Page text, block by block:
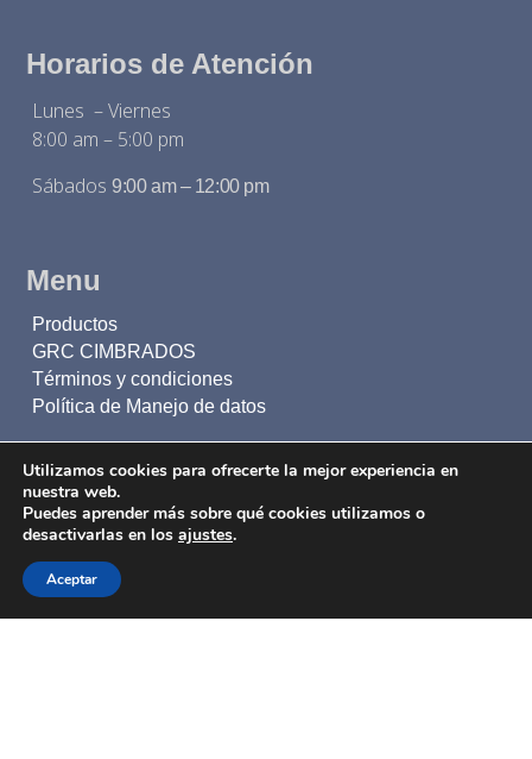
Horarios de Atención
Lunes – Viernes
8:00 am – 5:00 pm
Sábados 9:00 am – 12:00 pm
Menu
Productos
GRC CIMBRADOS
Términos y condiciones
Política de Manejo de datos
Inscríbete a nuestro boletín
Mantente al día con todas nuestras novedades
Utilizamos cookies para ofrecerte la mejor experiencia en
nuestra web.
Puedes aprender más sobre qué cookies utilizamos o
desactivarlas en los ajustes.
Aceptar